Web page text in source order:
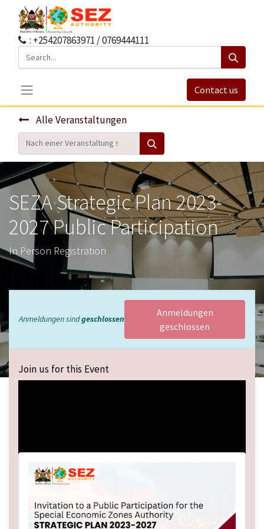
: +254207863971 / 0769444111
Contact us
Alle Veranstaltungen
SEZA Strategic Plan 2023-
2027 Public Participation
In Person Registration
Anmeldungen sindgeschlossen
Anmeldungen
geschlossen
Join us for this Event